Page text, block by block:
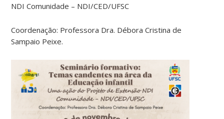
NDI Comunidade – NDI/CED/UFSC
Coordenação: Professora Dra. Débora Cristina de
Sampaio Peixe.